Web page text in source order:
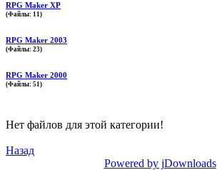
RPG Maker XP
(Файлы: 11)
RPG Maker 2003
(Файлы: 23)
RPG Maker 2000
(Файлы: 51)
Нет файлов для этой категории!
Назад
Powered by jDownloads